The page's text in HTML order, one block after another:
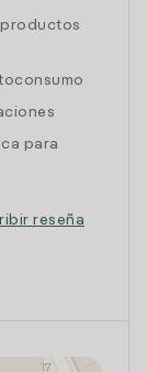
para
reseña